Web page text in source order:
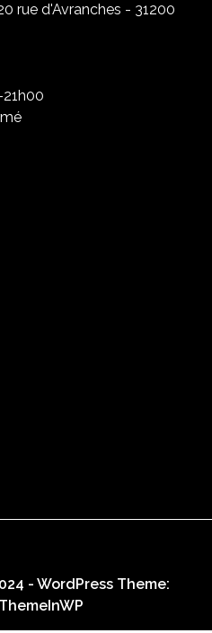
rue d'Avranches - 31200
- WordPress Theme:
ThemeInWP